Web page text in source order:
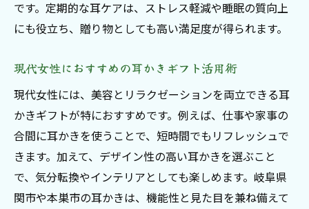
です。定期的な耳ケアは、ストレス軽減や睡眠の質向上
にも役立ち、贈り物としても高い満足度が得られます。
現代女性におすすめの耳かきギフト活用術
現代女性には、美容とリラクゼーションを両立できる耳
かきギフトが特におすすめです。例えば、仕事や家事の
合間に耳かきを使うことで、短時間でもリフレッシュで
きます。加えて、デザイン性の高い耳かきを選ぶこと
で、気分転換やインテリアとしても楽しめます。岐阜県
関市や本巣市の耳かきは、機能性と見た目を兼ね備えて